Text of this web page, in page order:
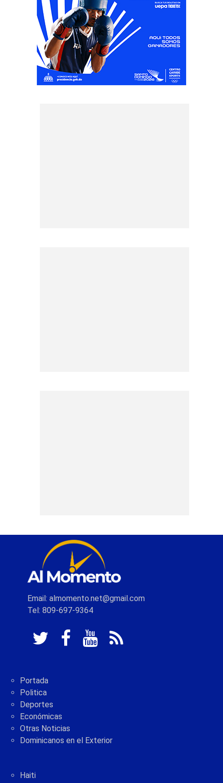
Email: almomento.net@gmail.com
Tel: 809-697-9364
Portada
Politica
Deportes
Económicas
Otras Noticias
Dominicanos en el Exterior
Haiti